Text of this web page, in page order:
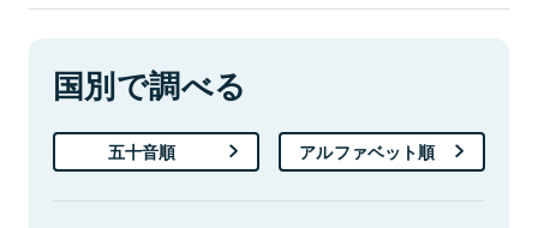
国別で調べる
五十音順 アルファベット順